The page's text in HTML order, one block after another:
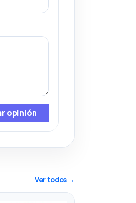
opinión
Ver todos →